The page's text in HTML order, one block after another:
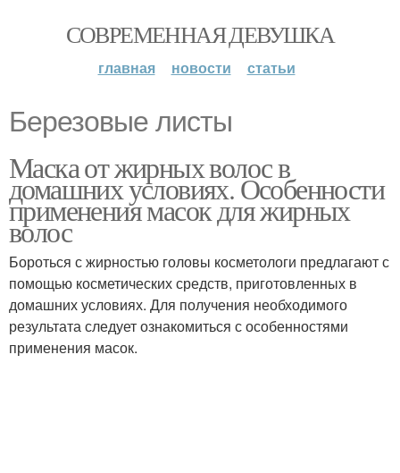
СОВРЕМЕННАЯ ДЕВУШКА
главная новости статьи
Березовые листы
Маска от жирных волос в
домашних условиях. Особенности
применения масок для жирных
волос
Бороться с жирностью головы косметологи предлагают с
помощью косметических средств, приготовленных в
домашних условиях. Для получения необходимого
результата следует ознакомиться с особенностями
применения масок.